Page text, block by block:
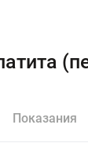
Показания